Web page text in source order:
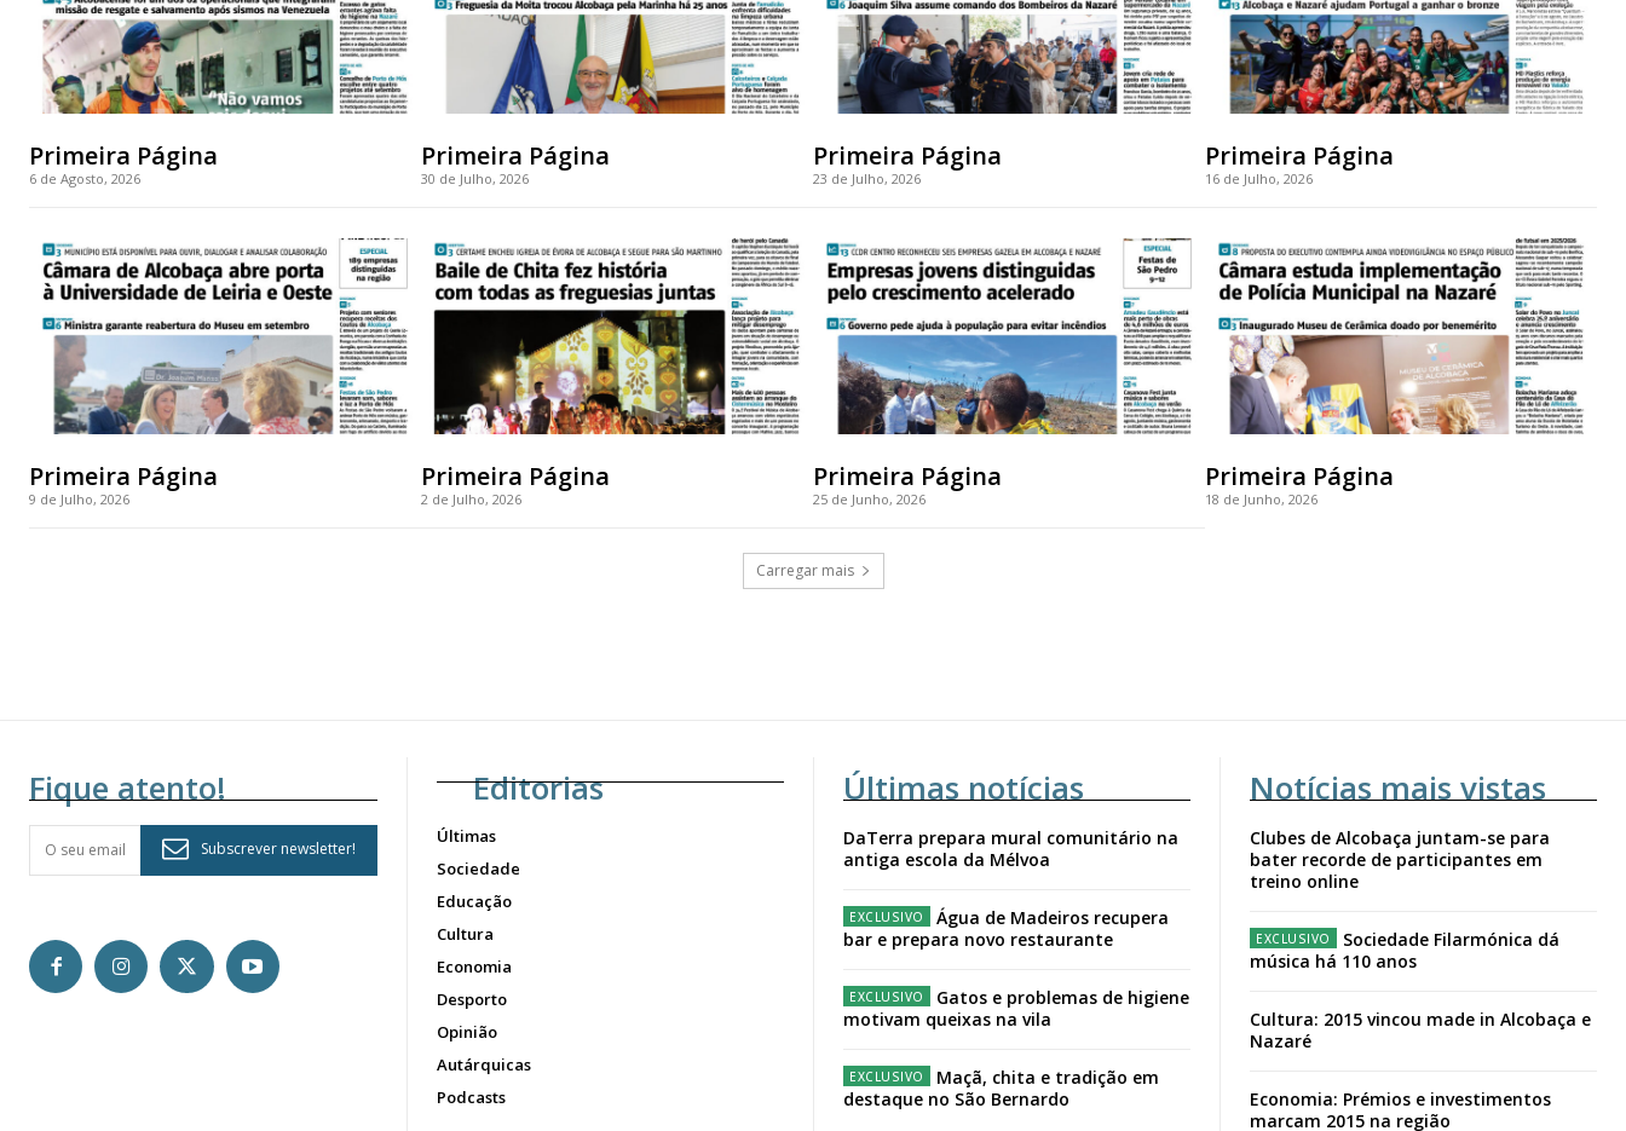
Escolha o plano
Primeira Página
6 de Agosto, 2026
Primeira Página
30 de Julho, 2026
Primeira Página
23 de Julho, 2026
Primeira Página
16 de Julho, 2026
Primeira Página
9 de Julho, 2026
Primeira Página
2 de Julho, 2026
Primeira Página
25 de Junho, 2026
Primeira Página
18 de Junho, 2026
Carregar mais
Fique atento!
Subscrever newsletter!
Editorias
Últimas
Sociedade
Educação
Cultura
Economia
Desporto
Opinião
Autárquicas
Podcasts
Últimas notícias
DaTerra prepara mural comunitário na
antiga escola da Mélvoa
Água de Madeiros recupera
bar e prepara novo restaurante
Gatos e problemas de higiene
motivam queixas na vila
Maçã, chita e tradição em
destaque no São Bernardo
Notícias mais vistas
Clubes de Alcobaça juntam-se para
bater recorde de participantes em
treino online
Sociedade Filarmónica dá
música há 110 anos
Cultura: 2015 vincou made in Alcobaça e
Nazaré
Economia: Prémios e investimentos
marcam 2015 na região